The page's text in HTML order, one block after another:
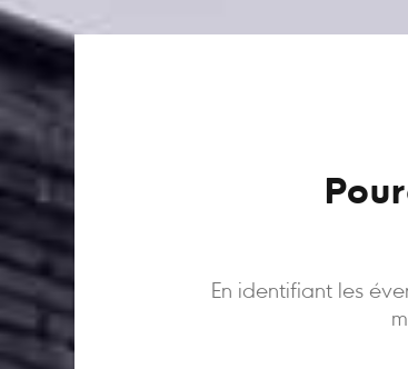
En identifiant les